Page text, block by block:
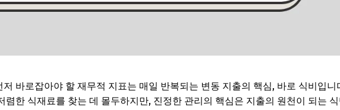
바로잡아야 할 재무적 지표는 매일 반복되는 변동 지출의 핵심, 바로 식비입니
렴한 식재료를 찾는 데 몰두하지만, 진정한 관리의 핵심은 지출의 원천이 되는